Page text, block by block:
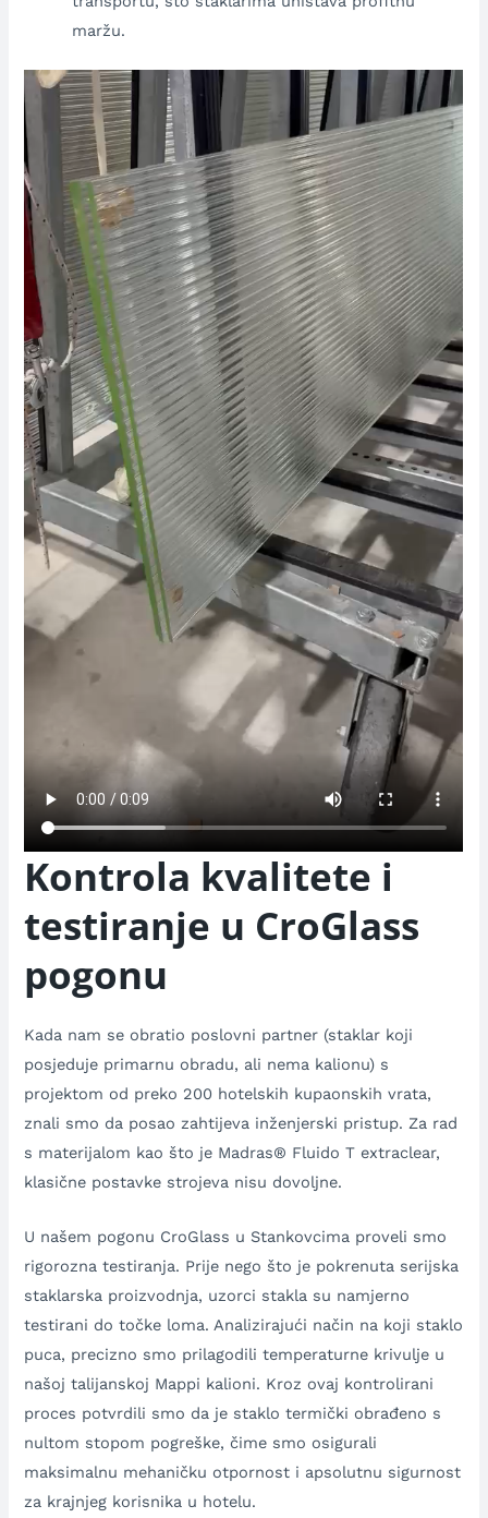
maržu.
Kontrola kvalitete i
testiranje u CroGlass
pogonu
Kada nam se obratio poslovni partner (staklar koji
posjeduje primarnu obradu, ali nema kalionu) s
projektom od preko 200 hotelskih kupaonskih vrata,
znali smo da posao zahtijeva inženjerski pristup. Za rad
s materijalom kao što je Madras® Fluido T extraclear,
klasične postavke strojeva nisu dovoljne.
U našem pogonu CroGlass u Stankovcima proveli smo
rigorozna testiranja. Prije nego što je pokrenuta serijska
staklarska proizvodnja, uzorci stakla su namjerno
testirani do točke loma. Analizirajući način na koji staklo
puca, precizno smo prilagodili temperaturne krivulje u
našoj talijanskoj Mappi kalioni. Kroz ovaj kontrolirani
proces potvrdili smo da je staklo termički obrađeno s
nultom stopom pogreške, čime smo osigurali
maksimalnu mehaničku otpornost i apsolutnu sigurnost
za krajnjeg korisnika u hotelu.